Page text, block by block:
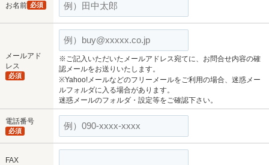
お名前 必須
メールアド
レス
必須
※ご記入いただいたメールアドレス宛てに、お問合せ内容の確
認メールをお送りいたします。
※Yahoo!メールなどのフリーメールをご利用の場合、迷惑メー
ルフォルダに入る場合があります。
迷惑メールのフォルダ・設定等をご確認下さい。
電話番号
必須
FAX